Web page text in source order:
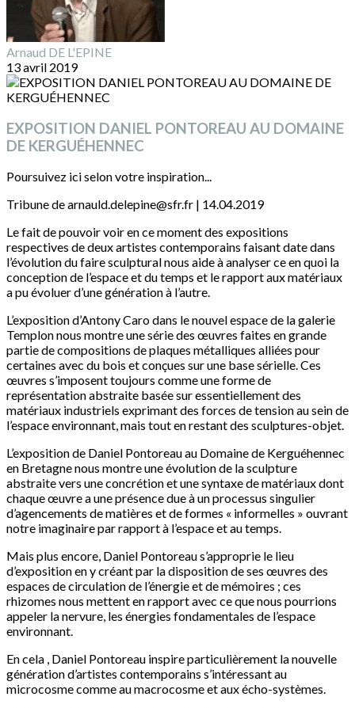
Arnaud DE L'EPINE
13 avril 2019
EXPOSITION DANIEL PONTOREAU AU DOMAINE
DE KERGUÉHENNEC
Poursuivez ici selon votre inspiration...
Tribune de arnauld.delepine@sfr.fr | 14.04.2019
Le fait de pouvoir voir en ce moment des expositions
respectives de deux artistes contemporains faisant date dans
l’évolution du faire sculptural nous aide à analyser ce en quoi la
conception de l’espace et du temps et le rapport aux matériaux
a pu évoluer d’une génération à l’autre.
L’exposition d’Antony Caro dans le nouvel espace de la galerie
Templon nous montre une série des œuvres faites en grande
partie de compositions de plaques métalliques alliées pour
certaines avec du bois et conçues sur une base sérielle. Ces
œuvres s’imposent toujours comme une forme de
représentation abstraite basée sur essentiellement des
matériaux industriels exprimant des forces de tension au sein de
l’espace environnant, mais tout en restant des sculptures-objet.
L’exposition de Daniel Pontoreau au Domaine de Kerguéhennec
en Bretagne nous montre une évolution de la sculpture
abstraite vers une concrétion et une syntaxe de matériaux dont
chaque œuvre a une présence due à un processus singulier
d’agencements de matières et de formes « informelles » ouvrant
notre imaginaire par rapport à l’espace et au temps.
Mais plus encore, Daniel Pontoreau s’approprie le lieu
d’exposition en y créant par la disposition de ses œuvres des
espaces de circulation de l’énergie et de mémoires ; ces
rhizomes nous mettent en rapport avec ce que nous pourrions
appeler la nervure, les énergies fondamentales de l’espace
environnant.
En cela , Daniel Pontoreau inspire particulièrement la nouvelle
génération d’artistes contemporains s’intéressant au
microcosme comme au macrocosme et aux écho-systèmes.